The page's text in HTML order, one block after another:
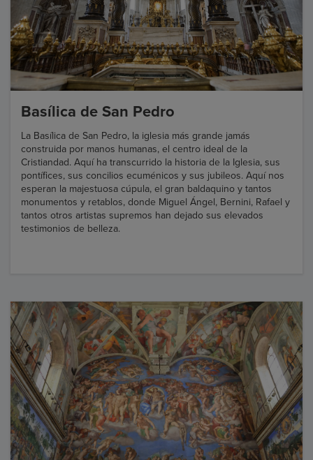
Basílica de San Pedro
La Basílica de San Pedro, la iglesia más grande jamás
construida por manos humanas, el centro ideal de la
Cristiandad. Aquí ha transcurrido la historia de la Iglesia, sus
pontífices, sus concilios ecuménicos y sus jubileos. Aquí nos
esperan la majestuosa cúpula, el gran baldaquino y tantos
monumentos y retablos, donde Miguel Ángel, Bernini, Rafael y
tantos otros artistas supremos han dejado sus elevados
testimonios de belleza.